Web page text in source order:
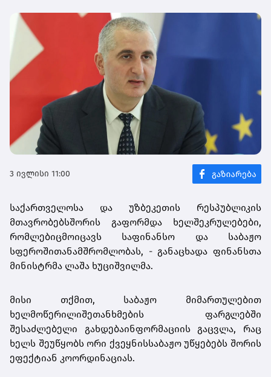
3 ივლისი 11:00
საქართველოსა და უზბეკეთის
რესპუბლიკის
მთავრობებსშორის გაფორმდა
ხელშეკრულებები,
რომლებიცმოიცავს საფინანსო და
საბაჟო
სფეროშითანამშრომლობას, - განაცხადა ფინანსთა
მინისტრმა ლაშა ხუციშვილმა.
მისი თქმით, საბაჟო
მიმართულებით
ხელმოწერილიშეთანხმების
ფარგლებში
შესაძლებელი
გახდებაინფორმაციის გაცვლა,
რაც
ხელს შეუწყობს ორი ქვეყნისსაბაჟო უწყებებს შორის
ეფექტიან კოორდინაციას.